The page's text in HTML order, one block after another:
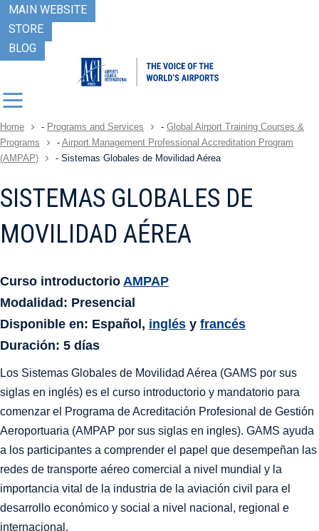
MAIN WEBSITE
STORE
BLOG
Home - Programs and Services - Global Airport Training Courses &
Programs
- Airport Management Professional Accreditation Program
(AMPAP)
- Sistemas Globales de Movilidad Aérea
SISTEMAS GLOBALES DE
MOVILIDAD AÉREA
Curso introductorio AMPAP
Modalidad: Presencial
Disponible en: Español, inglés y francés
Duración: 5 días
Los Sistemas Globales de Movilidad Aérea (GAMS por sus
siglas en inglés) es el curso introductorio y mandatorio para
comenzar el Programa de Acreditación Profesional de Gestión
Aeroportuaria (AMPAP por sus siglas en ingles). GAMS ayuda
a los participantes a comprender el papel que desempeñan las
redes de transporte aéreo comercial a nivel mundial y la
importancia vital de la industria de la aviación civil para el
desarrollo económico y social a nivel nacional, regional e
internacional.